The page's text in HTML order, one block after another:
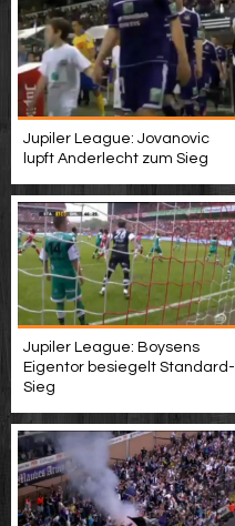
Jupiler League: Jovanovic
lupft Anderlecht zum Sieg
Jupiler League: Boysens
Eigentor besiegelt Standard-
Sieg